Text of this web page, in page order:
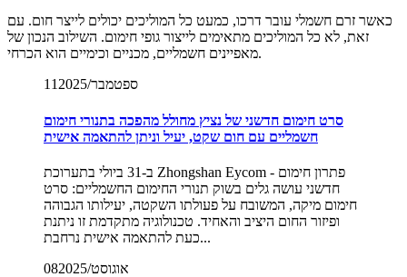
כאשר זרם חשמלי עובר דרכו, כמעט כל המוליכים יכולים לייצר חום. עם
זאת, לא כל המוליכים מתאימים לייצור גופי חימום. השילוב הנכון של
מאפיינים חשמליים, מכניים וכימיים הוא הכרחי.
11
2025/ספטמבר
סרט חימום חדשני של נציץ מחולל מהפכה בתנורי חימום
חשמליים עם חום שקט, יעיל וניתן להתאמה אישית
ב-31 ביולי בתערוכת Zhongshan Eycom - פתרון חימום
חדשני עושה גלים בשוק תנורי החימום החשמליים: סרט
חימום מיקה, המשובח על פעולתו השקטה, יעילותו הגבוהה
ופיזור החום היציב והאחיד. טכנולוגיה מתקדמת זו ניתנת
כעת להתאמה אישית נרחבת...
08
2025/אוגוסט